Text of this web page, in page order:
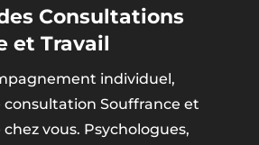
Consultations
et Travail
individuel,
Souffrance et
vous. Psychologues,